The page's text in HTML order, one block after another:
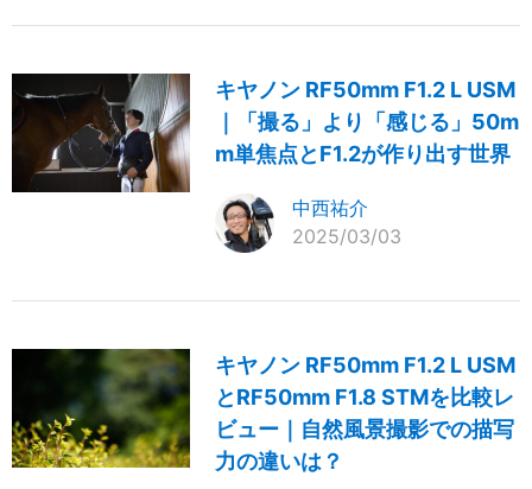
キヤノン RF50mm F1.2 L USM
｜「撮る」より「感じる」50m
m単焦点とF1.2が作り出す世界
中西祐介
2025/03/03
キヤノン RF50mm F1.2 L USM
とRF50mm F1.8 STMを比較レ
ビュー｜自然風景撮影での描写
力の違いは？